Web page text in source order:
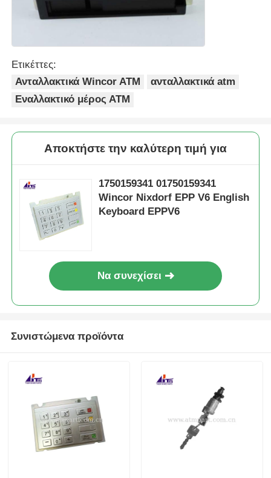
Ετικέττες:
Ανταλλακτικά Wincor ATM
ανταλλακτικά atm
Εναλλακτικό μέρος ΑΤΜ
Αποκτήστε την καλύτερη τιμή για
1750159341 01750159341
Wincor Nixdorf EPP V6 English
Keyboard EPPV6
Να συνεχίσει
Συνιστώμενα προϊόντα